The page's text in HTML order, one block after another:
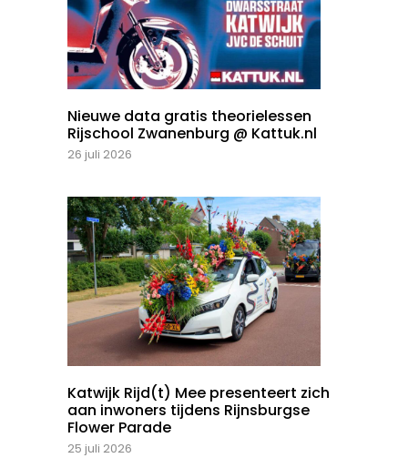
Nieuwe data gratis theorielessen
Rijschool Zwanenburg @ Kattuk.nl
26 juli 2026
Katwijk Rijd(t) Mee presenteert zich
aan inwoners tijdens Rijnsburgse
Flower Parade
25 juli 2026